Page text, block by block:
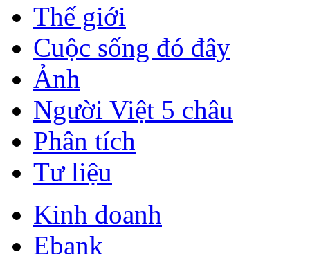
Thế giới
Cuộc sống đó đây
Ảnh
Người Việt 5 châu
Phân tích
Tư liệu
Kinh doanh
Ebank